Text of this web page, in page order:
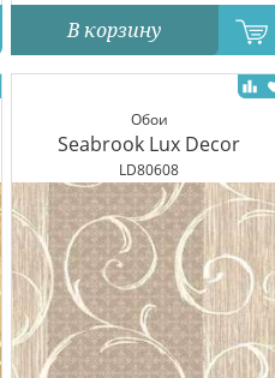
В корзину
Обои
Seabrook Lux Decor
LD80608